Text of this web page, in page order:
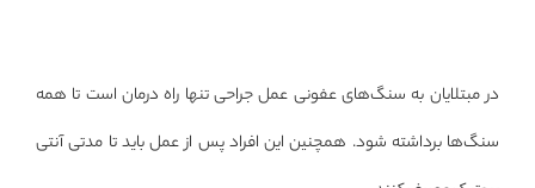
در مبتلایان به سنگ‌های عفونی عمل جراحی تنها راه درمان است تا همه
سنگ‌ها برداشته شود. همچنین این افراد پس از عمل باید تا مدتی آنتی